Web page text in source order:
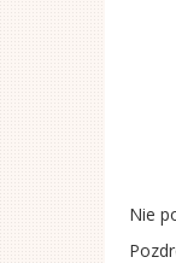
Nie